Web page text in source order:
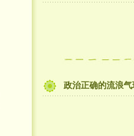
政治正确的流浪